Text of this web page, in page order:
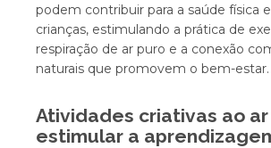
podem contribuir para a saúde física
crianças, estimulando a prática de
respiração de ar puro e a conexão
naturais que promovem o bem-estar.
Atividades criativas ao
estimular a